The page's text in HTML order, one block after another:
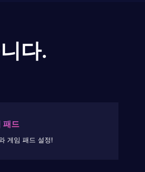
다.
패드
게임 패드 설정!